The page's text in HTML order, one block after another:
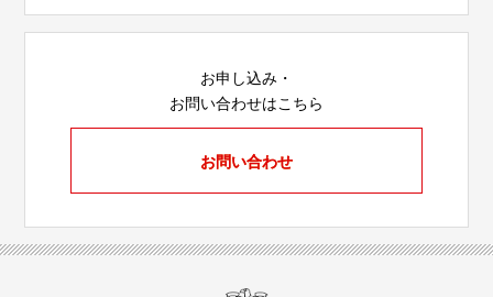
お申し込み・
お問い合わせはこちら
お問い合わせ